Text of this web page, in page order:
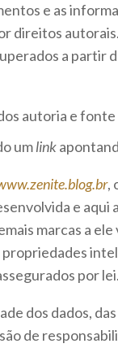
e as
direitos
a partir
autoria e fonte
umlink
,
e aqui
marcas a
por
dos dados,
de